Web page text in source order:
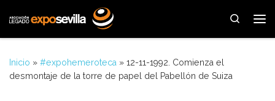
Saltar al contenido
Search
Inicio » #expohemeroteca » 12-11-1992. Comienza el
desmontaje de la torre de papel del Pabellón de Suiza